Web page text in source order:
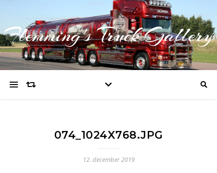
Flemming's Truck Gallery
074_1024X768.JPG
12. december 2019